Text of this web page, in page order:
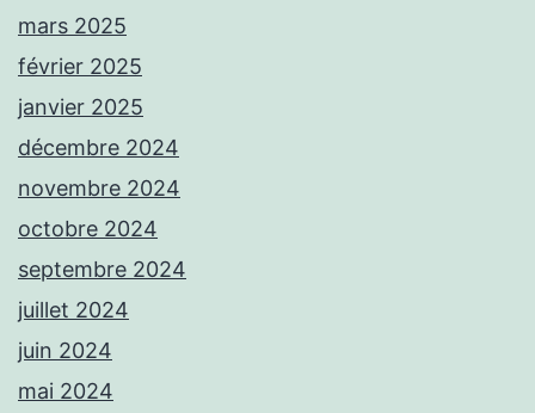
mars 2025
février 2025
janvier 2025
décembre 2024
novembre 2024
octobre 2024
septembre 2024
juillet 2024
juin 2024
mai 2024